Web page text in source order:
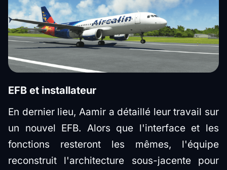
EFB et installateur
En dernier lieu, Aamir a détaillé leur travail sur
un nouvel EFB. Alors que l'interface et les
fonctions resteront les mêmes, l'équipe
reconstruit l'architecture sous-jacente pour